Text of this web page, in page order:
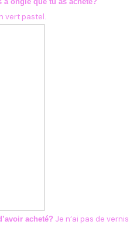
vert pastel.
acheté? Je n’ai pas de